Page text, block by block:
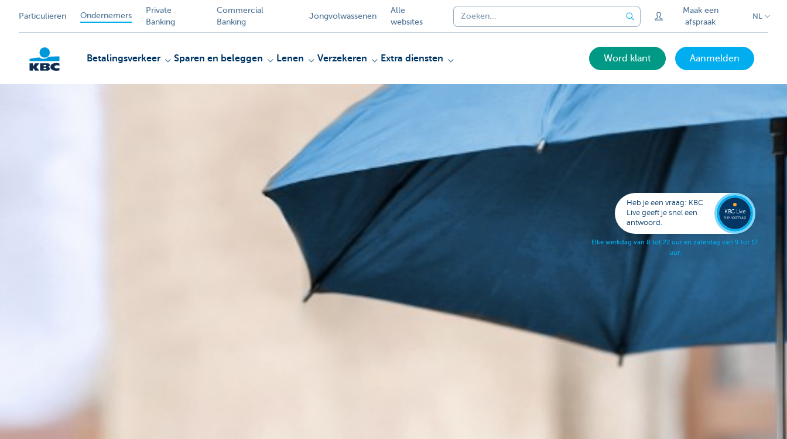
Particulieren Ondernemers
Private
Banking
Commercial
Banking
Jongvolwassenen
Alle
websites
Maak een
afspraak
NL
Betalingsverkeer Sparen en beleggen Lenen Verzekeren Extra diensten Word klant Aanmelden
Heb je een vraag: KBC
Live geeft je snel een
antwoord.
Elke werkdag van 8 tot 22 uur en zaterdag van 9 tot 17
uur.
KBC Live
klik voor hulp